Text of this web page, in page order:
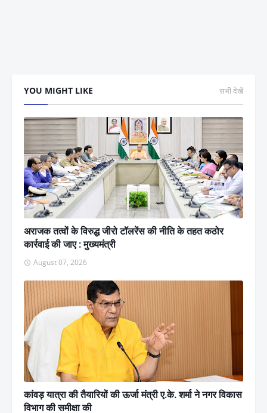
YOU MIGHT LIKE सभी देखें
अराजक तत्वों के विरुद्ध जीरो टॉलरेंस की नीति के तहत कठोर
कार्रवाई की जाए : मुख्यमंत्री
August 07, 2026
कांवड़ यात्रा की तैयारियों की ऊर्जा मंत्री ए.के. शर्मा ने नगर विकास
विभाग की समीक्षा की